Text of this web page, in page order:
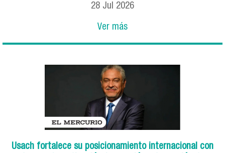
28 Jul 2026
Ver más
Usach fortalece su posicionamiento internacional con